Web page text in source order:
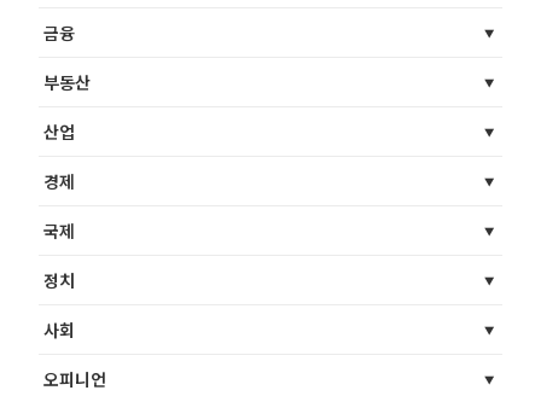
금융
부동산
산업
경제
국제
정치
사회
오피니언